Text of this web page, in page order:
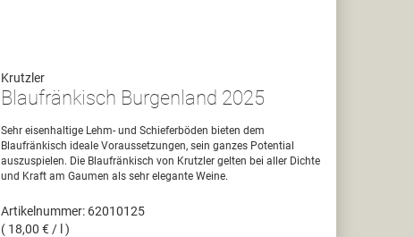
Krutzler
Blaufränkisch Burgenland 2025
Sehr eisenhaltige Lehm- und Schieferböden bieten dem
Blaufränkisch ideale Voraussetzungen, sein ganzes Potential
auszuspielen. Die Blaufränkisch von Krutzler gelten bei aller Dichte
und Kraft am Gaumen als sehr elegante Weine.
Artikelnummer: 62010125
( 18,00 € / l )